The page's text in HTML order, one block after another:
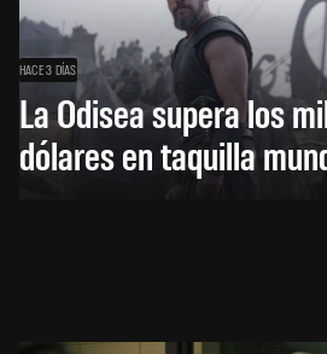
HACE 3 DÍAS
La Odisea supera los
dólares en taquilla